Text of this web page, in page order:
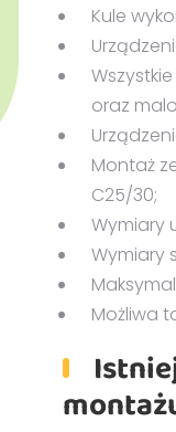
Kule
oraz
Montaż
C25/30;
Wymiary
Wymiary
Możliwa